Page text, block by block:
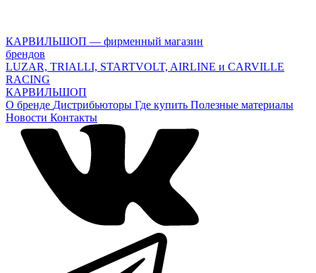
КАРВИЛЬШОП — фирменный магазин
брендов
LUZAR, TRIALLI, STARTVOLT, AIRLINE и CARVILLE
RACING
КАРВИЛЬШОП
О бренде Дистрибьюторы Где купить Полезные материалы
Новости Контакты